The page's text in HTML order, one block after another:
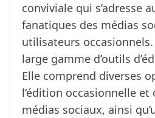
conviviale qui s’adresse
fanatiques des médias
utilisateurs
large gamme d’outils
Elle comprend diverses
l’édition occasionnelle et
médias sociaux, ainsi